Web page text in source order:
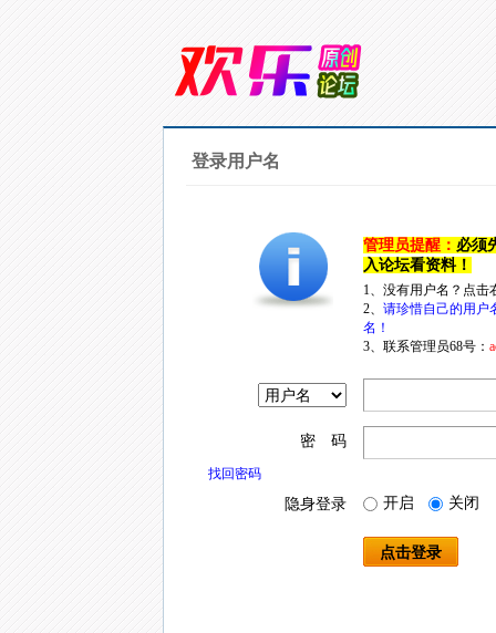
登录用户名
管理员提醒： 必须
入论坛看资料！
1、没有用户名？点
2、 请珍惜自己的用户
名！
3、联系管理员68号：
密 码
找回密码
隐身登录 开启 关闭
点击登录